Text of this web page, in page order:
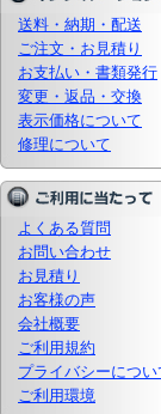
送料・納期・配送
ご注文・お見積り
お支払い・書類発行
変更・返品・交換
表示価格について
修理について
よくある質問
お問い合わせ
お見積り
お客様の声
会社概要
ご利用規約
プライバシーについ
ご利用環境